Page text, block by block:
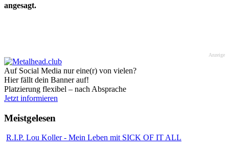
angesagt.
Anzeige
Auf Social Media nur eine(r) von vielen?
Hier fällt dein Banner auf!
Platzierung flexibel – nach Absprache
Jetzt informieren
Meistgelesen
R.I.P. Lou Koller - Mein Leben mit SICK OF IT ALL